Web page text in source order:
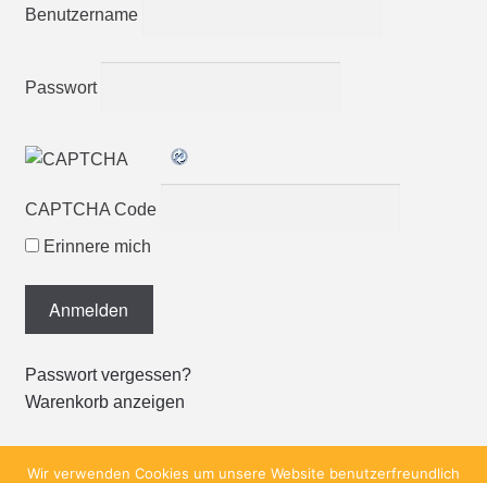
Benutzername
Passwort
CAPTCHA Code
Erinnere mich
Passwort vergessen?
Warenkorb anzeigen
Wir verwenden Cookies um unsere Website benutzerfreundlich